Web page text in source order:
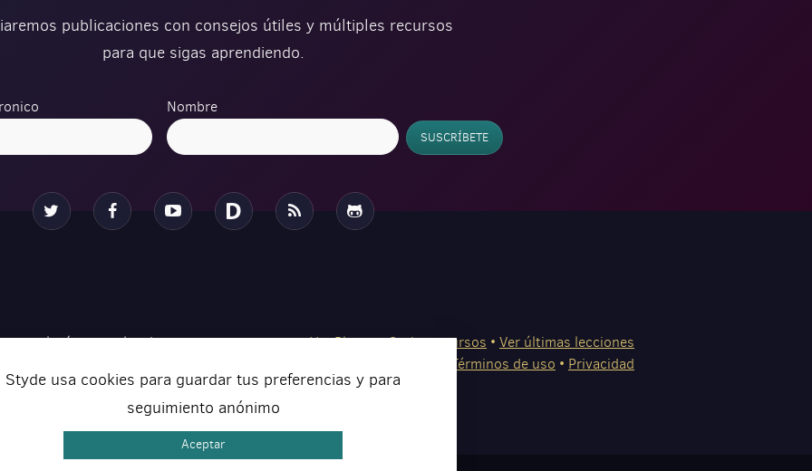
publicaciones con consejos útiles y múltiples recursos
para que sigas aprendiendo.
Nombre
SUSCRÍBETE
tecnologías actuales de
proyectos de una forma
Ver Planes•Series y cursos • Ver últimas lecciones
Términos de uso • Privacidad
Styde usa cookies para guardar tus preferencias y para
seguimiento anónimo
Aceptar